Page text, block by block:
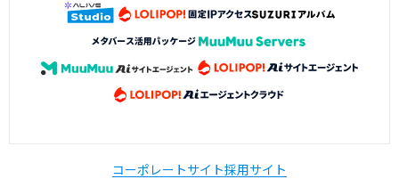
コーポレートサイト採用サイト